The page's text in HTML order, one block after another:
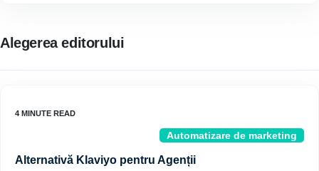
Alegerea editorului
Automatizare de marketing
Alternativă Klaviyo pentru Agenții